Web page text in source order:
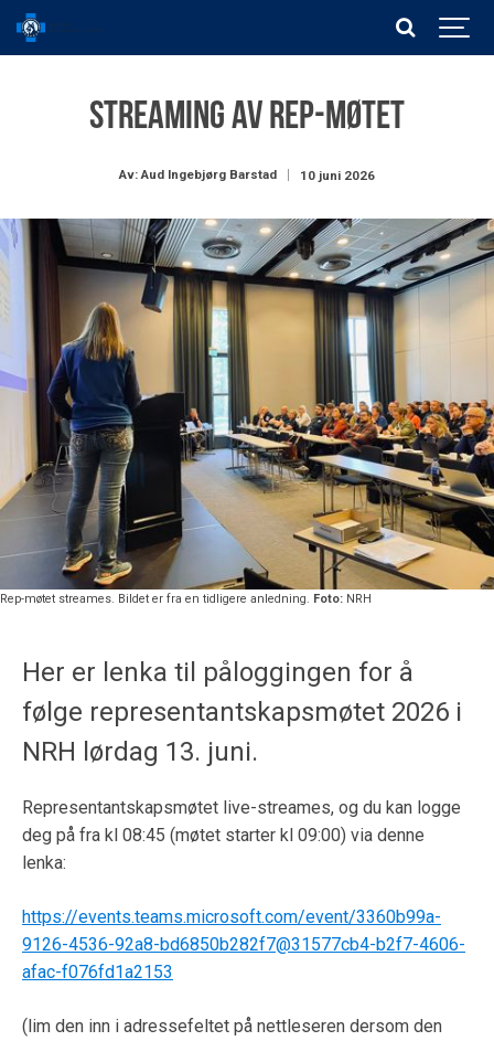
Streaming av rep-møtet
Av: Aud Ingebjørg Barstad 10 juni 2026
Rep-møtet streames. Bildet er fra en tidligere anledning. Foto: NRH
Her er lenka til påloggingen for å
følge representantskapsmøtet 2026 i
NRH lørdag 13. juni.
Representantskapsmøtet live-streames, og du kan logge
deg på fra kl 08:45 (møtet starter kl 09:00) via denne
lenka:
https://events.teams.microsoft.com/event/3360b99a-
9126-4536-92a8-bd6850b282f7@31577cb4-b2f7-4606-
afac-f076fd1a2153
(lim den inn i adressefeltet på nettleseren dersom den